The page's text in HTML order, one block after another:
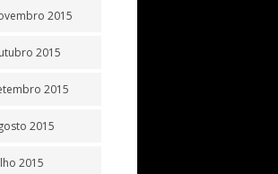
2015
2015
2015
2015
2015